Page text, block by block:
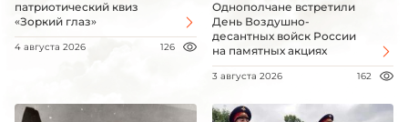
патриотический квиз
«Зоркий глаз»
4 августа 2026 126
Однополчане встретили
День Воздушно-
десантных войск России
на памятных акциях
3 августа 2026 162